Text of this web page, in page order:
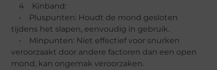
4 Kinband:
• Pluspunten: Houdt de mond gesloten
tijdens het slapen, eenvoudig in gebruik.
• Minpunten: Niet effectief voor snurken
veroorzaakt door andere factoren dan een open
mond, kan ongemak veroorzaken.